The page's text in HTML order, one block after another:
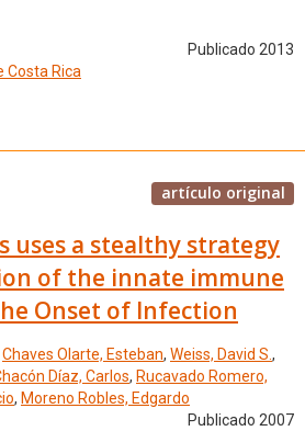
Publicado 2013
Costa Rica
artículo original
uses a stealthy strategy
of the innate immune
Onset of Infection
Chaves Olarte, Esteban, Weiss, David S.,
Díaz, Carlos, Rucavado Romero,
, Moreno Robles, Edgardo
Publicado 2007